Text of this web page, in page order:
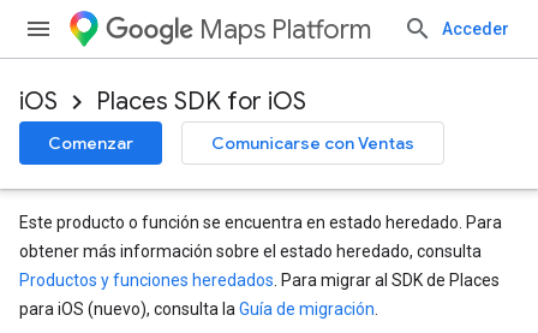
Maps Platform Acceder
iOS Places SDK for iOS
Comenzar Comunicarse con Ventas
Este producto o función se encuentra en estado heredado. Para
obtener más información sobre el estado heredado, consulta
Productos y funciones heredados . Para migrar al SDK de Places
para iOS (nuevo), consulta la Guía de migración